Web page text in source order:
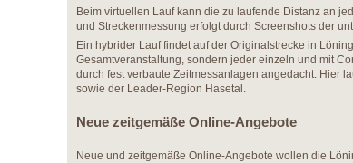
Beim virtuellen Lauf kann die zu laufende Distanz an
und Streckenmessung erfolgt durch Screenshots der
Ein hybrider Lauf findet auf der Originalstrecke in
Gesamtveranstaltung, sondern jeder einzeln und mit
durch fest verbaute Zeitmessanlagen angedacht. Hier
sowie der Leader-Region Hasetal.
Neue zeitgemäße Online-Angebote
Neue und zeitgemäße Online-Angebote wollen die